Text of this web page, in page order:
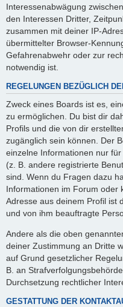
Interessenabwägung
den Interessen Dritter,
zusammen mit deiner IP-
übermittelter Browser-
Gefahrenabwehr oder zur
notwendig ist.
REGELUNGEN BEZÜGLICH
Zweck eines Boards ist es,
zu ermöglichen. Du bist dir
Profils und die von dir
zugänglich sein können. Der
einzelne Informationen nur
(z. B. andere registrierte
sind. Wenn du Fragen dazu
Informationen im Forum oder
Adresse aus deinem Profil ist
und von ihm beauftragte
Andere als die oben
deiner Zustimmung an Dritte
auf Grund gesetzlicher
B. an
Durchsetzung rechtlicher
GESTATTUNG DER